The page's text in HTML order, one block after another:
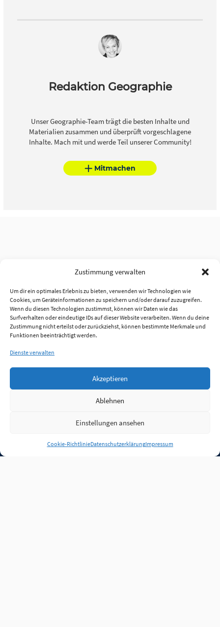
Zustimmung verwalten
Um dir ein optimales Erlebnis zu bieten, verwenden wir Technologien wie
Cookies, um Geräteinformationen zu speichern und/oder darauf zuzugreifen.
Wenn du diesen Technologien zustimmst, können wir Daten wie das
Surfverhalten oder eindeutige IDs auf dieser Website verarbeiten. Wenn du deine
Zustimmung nicht erteilst oder zurückziehst, können bestimmte Merkmale und
Funktionen beeinträchtigt werden.
Dienste verwalten
Akzeptieren
Ablehnen
Einstellungen ansehen
Cookie-RichtlinieDatenschutzerklärungImpressum
Redaktion Geographie
Unser Geographie-Team trägt die besten Inhalte und
Materialien zusammen und überprüft vorgeschlagene
Inhalte. Mach mit und werde Teil unserer Community!
Mitmachen
Anmelden
Jobs Partner FAQ Quellen